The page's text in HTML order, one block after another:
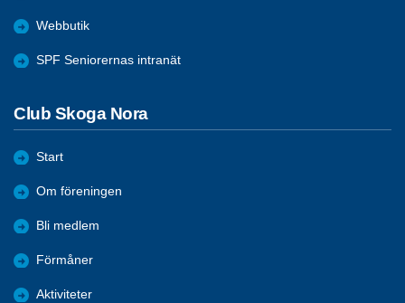
Webbutik
SPF Seniorernas intranät
Club Skoga Nora
Start
Om föreningen
Bli medlem
Förmåner
Aktiviteter